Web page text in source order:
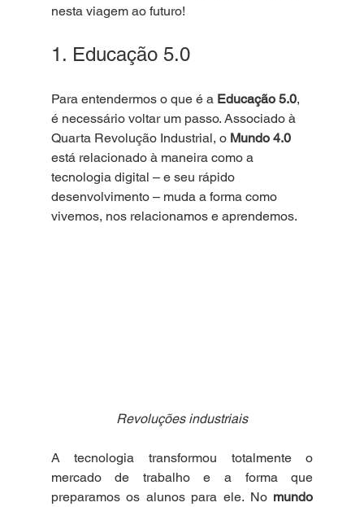
nesta viagem ao futuro!
1. Educação 5.0
Para entendermos o que é a Educação 5.0,
é necessário voltar um passo. Associado à
Quarta Revolução Industrial, o Mundo 4.0
está relacionado à maneira como a
tecnologia digital – e seu rápido
desenvolvimento – muda a forma como
vivemos, nos relacionamos e aprendemos.
Revoluções industriais
A tecnologia transformou totalmente o
mercado de trabalho e a forma que
preparamos os alunos para ele. No mundo